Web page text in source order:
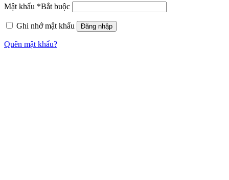
Mật khẩu *Bắt buộc
Ghi nhớ mật khẩu Đăng nhập
Quên mật khẩu?